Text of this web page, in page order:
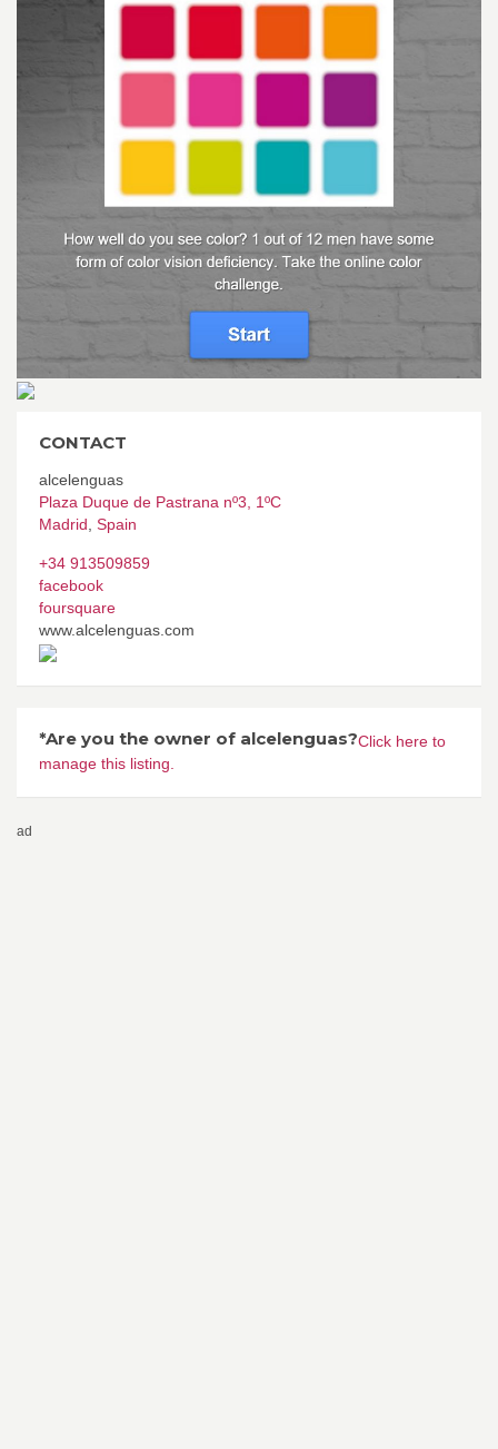
CONTACT
alcelenguas
Plaza Duque de Pastrana nº3, 1ºC
Madrid Spain
+34 913509859
facebook
foursquare
www.alcelenguas.com
*Are you the owner of alcelenguas?Click here to
manage this listing.
ad